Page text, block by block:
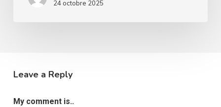
24 octobre 2025
Leave a Reply
My comment is..